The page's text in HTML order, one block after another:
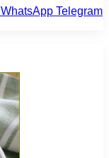
WhatsApp Telegram